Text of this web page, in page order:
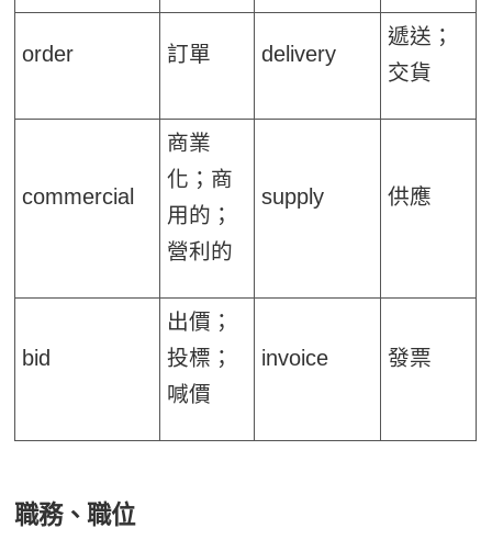
order 訂單 delivery
遞送；
交貨
commercial
商業
化；商
用的；
營利的
supply 供應
bid
出價；
投標；
喊價
invoice 發票
職務、職位